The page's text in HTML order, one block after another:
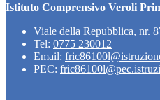
Istituto Comprensivo Veroli
Viale della Repubblica, nr.
Tel: 0775 230012
Email:
PEC: